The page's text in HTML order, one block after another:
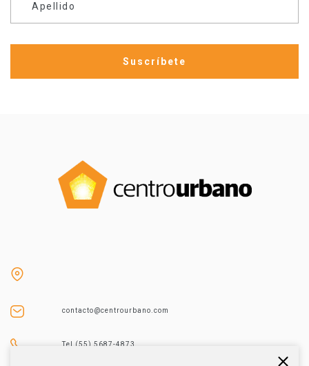
Apellido
contacto@centrourbano.com
Tel (55) 5687-4873